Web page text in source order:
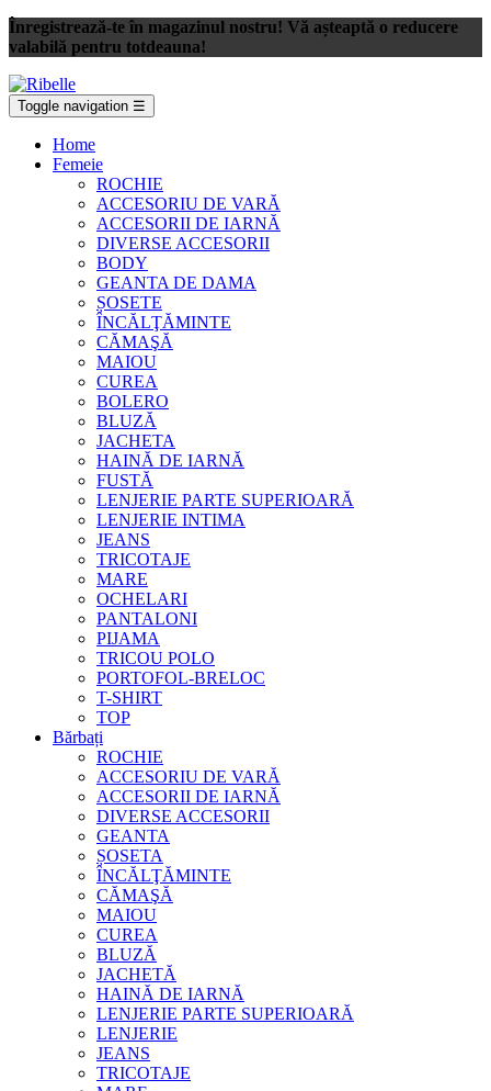
Înregistrează-te în magazinul nostru! Vă așteaptă o reducere
valabilă pentru totdeauna!
Toggle navigation ☰
Home
Femeie
ROCHIE
ACCESORIU DE VARĂ
ACCESORII DE IARNĂ
DIVERSE ACCESORII
BODY
GEANTA DE DAMA
ȘOSETE
ÎNCĂLŢĂMINTE
CĂMAŞĂ
MAIOU
CUREA
BOLERO
BLUZĂ
JACHETA
HAINĂ DE IARNĂ
FUSTĂ
LENJERIE PARTE SUPERIOARĂ
LENJERIE INTIMA
JEANS
TRICOTAJE
MARE
OCHELARI
PANTALONI
PIJAMA
TRICOU POLO
PORTOFOL-BRELOC
T-SHIRT
TOP
Bărbați
ROCHIE
ACCESORIU DE VARĂ
ACCESORII DE IARNĂ
DIVERSE ACCESORII
GEANTA
ȘOSETA
ÎNCĂLŢĂMINTE
CĂMAŞĂ
MAIOU
CUREA
BLUZĂ
JACHETĂ
HAINĂ DE IARNĂ
LENJERIE PARTE SUPERIOARĂ
LENJERIE
JEANS
TRICOTAJE